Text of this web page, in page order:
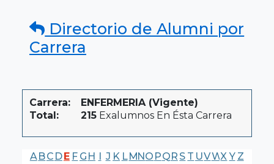
Directorio de Alumni por
Carrera
Carrera:
ENFERMERIA (Vigente)
Total:
215 Exalumnos En Ésta Carrera
A BC DE F G H I J K LMNO PQR S T UVWX Y Z